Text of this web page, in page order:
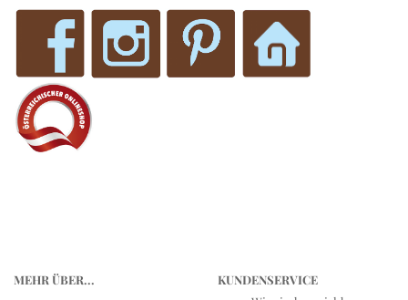
MEHR ÜBER...
KUNDENSERVICE